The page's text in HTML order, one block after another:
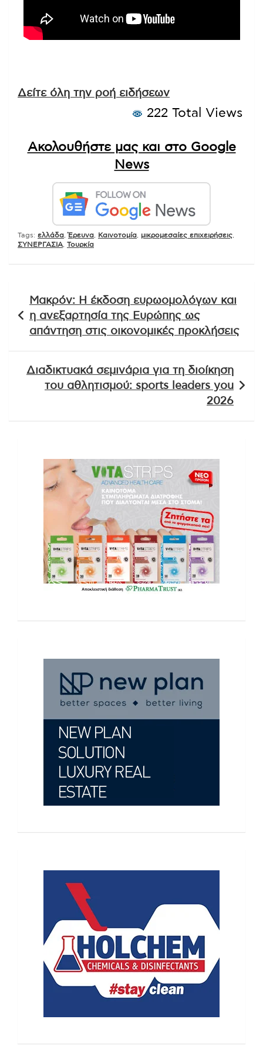
Δείτε όλη την ροή ειδήσεων
222 Total Views
Ακολουθήστε μας και στο Google
News
Tags: ελλάδα ,Έρευνα Καινοτομία μικρομεσαίες επιχειρήσεις
ΣΥΝΕΡΓΑΣΙΑ Τουρκία
άρθρων
Μακρόν: Η έκδοση ευρωομολόγων και
η ανεξαρτησία της Ευρώπης ως
απάντηση στις οικονομικές προκλήσεις
Διαδικτυακά σεμινάρια για τη διοίκηση
του αθλητισμού: sports leaders you
2026